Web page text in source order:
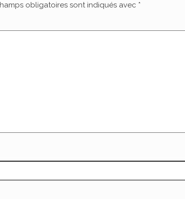
obligatoires sont indiqués avec *